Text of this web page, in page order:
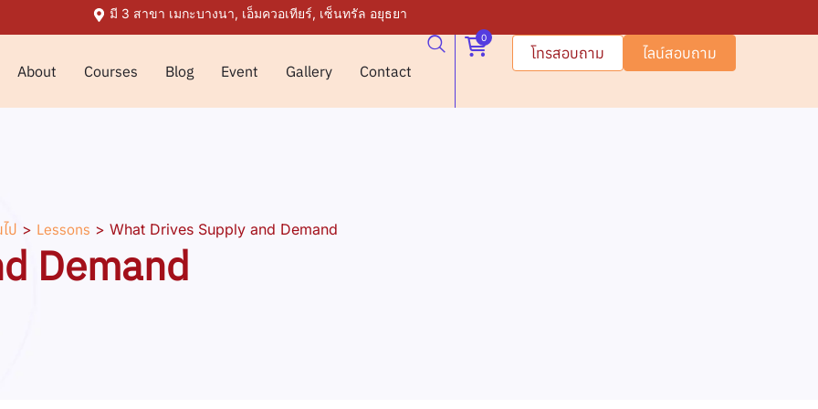
มี 3 สาขา เมกะบางนา, เอ็มควอเทียร์, เซ็นทรัล อยุธยา
About Courses Blog Event Gallery Contact
0
โทรสอบถาม ไลน์สอบถาม
ป > Lessons > What Drives Supply and Demand
Demand